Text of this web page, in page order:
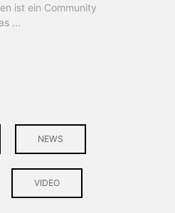
ist ein Community
...
NEWS
VIDEO